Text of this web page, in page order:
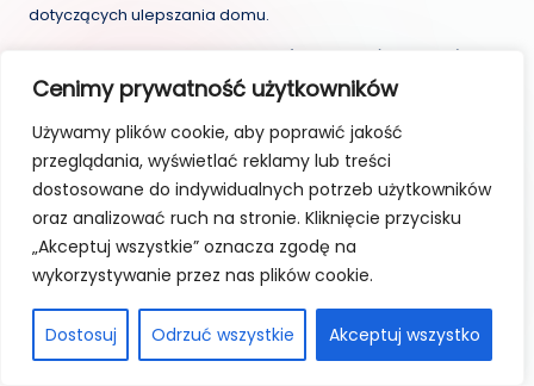
Cenimy prywatność użytkowników
Używamy plików cookie, aby poprawić jakość
przeglądania, wyświetlać reklamy lub treści
dostosowane do indywidualnych potrzeb użytkowników
oraz analizować ruch na stronie. Kliknięcie przycisku
„Akceptuj wszystkie” oznacza zgodę na
wykorzystywanie przez nas plików cookie.
Dostosuj Odrzuć wszystkie Akceptuj wszystko
dotyczących ulepszania domu.
Pamiętaj, mimo wszystkich trudności, wyobraź sobie końcowy
efekt – piękne, odnowione wnętrza, które wynagrodzą każdą
chwilę chaosu. Trzymam kciuki za Twój sukces!
Patrycja Kowalik
View All Posts
Post
Previous Post Next Post